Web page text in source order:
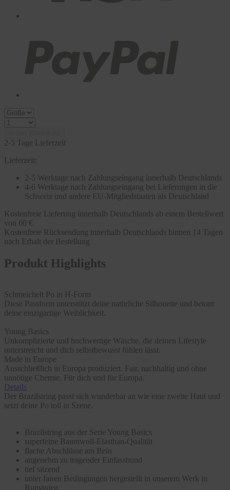
2-5 Tage Lieferzeit
Lieferzeit:
2-5 Werktage nach Zahlungseingang innerhalb Deutschlands
4-6 Werktage nach Zahlungseingang bei Lieferungen in die
Schweiz und andere EU-Mitgliedstaaten als Deutschland
Kostenfreie Lieferung innerhalb Deutschlands ab einem Bestellwert
von 60 €
Kostenfreie Rücksendung innerhalb Deutschlands binnen 14 Tagen
nach Erhalt der Bestellung
Produkt Highlights
Schmeichelt Po in H-Form
Diese Passform unterstützt deine natürliche Silhouette und betont
deine einzigartige Weiblichkeit.
Young Basics
Unkomplizierte und hochwertige Wäsche, die deinen Lifestyle
unterstreicht und dich selbstbewusst fühlen lässt.
Made in Europe
Ausschließlich in Europa produziert. Fair, nachhaltig und ohne
unnötige Chemie. Für dich und für Europa.
Details
Der Brazilstring passt sich wunderbar an wie eine zweite Haut und
setzt deine Po toll in Szene.
Brazilstring aus der Serie Young Basics
superfeine Baumwoll-Elasthan-Qualität
flache Abschlüsse am Bein
angenehm zu tragender Einfassbund
tief sitzend
unter fairen Bedingungen hergestellt in unserem Werk in
Rumänien